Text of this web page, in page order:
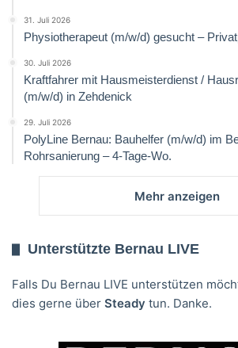
31. Juli 2026
Physiotherapeut (m/w/d) gesucht –
30. Juli 2026
Kraftfahrer mit Hausmeisterdienst /
(m/w/d) in Zehdenick
29. Juli 2026
PolyLine Bernau: Bauhelfer (m/w/d) im
Rohrsanierung – 4-Tage-Wo.
Mehr anzeigen
Unterstützte Bernau LIVE
Falls Du Bernau LIVE unterstützen
dies gerne über Steady tun. Danke.